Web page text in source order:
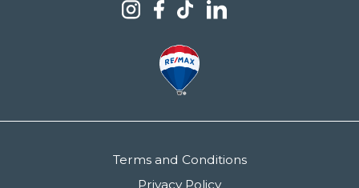
Terms and Conditions
Privacy Policy